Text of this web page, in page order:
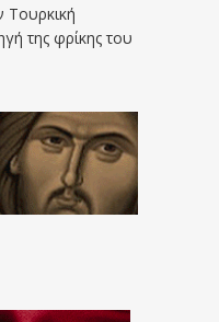
Τουρκική
της φρίκης του